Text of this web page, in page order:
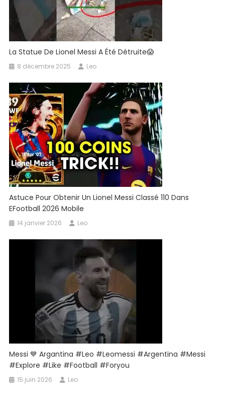
La Statue De Lionel Messi A Été Détruite😱
8 décembre 2025 Leo
Astuce Pour Obtenir Un Lionel Messi Classé 110 Dans
EFootball 2026 Mobile
14 janvier 2026 Leo
Messi 💙 Argantina #leo #leomessi #argentina #messi
#explore #like #football #foryou
15 juin 2026 Leo